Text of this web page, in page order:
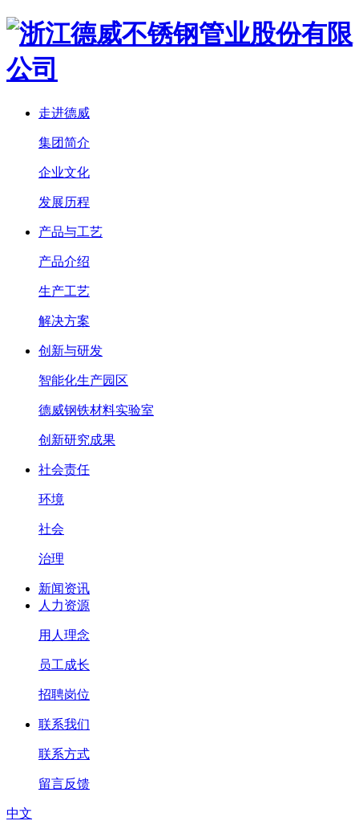
走进德威
集团简介
企业文化
发展历程
产品与工艺
产品介绍
生产工艺
解决方案
创新与研发
智能化生产园区
德威钢铁材料实验室
创新研究成果
社会责任
环境
社会
治理
新闻资讯
人力资源
用人理念
员工成长
招聘岗位
联系我们
联系方式
留言反馈
中文